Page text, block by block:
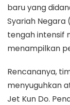
baru yang
Syariah Negara
tengah intensif
menampilkan
​Rencananya,
menyuguhkan
Jet Kun Do.